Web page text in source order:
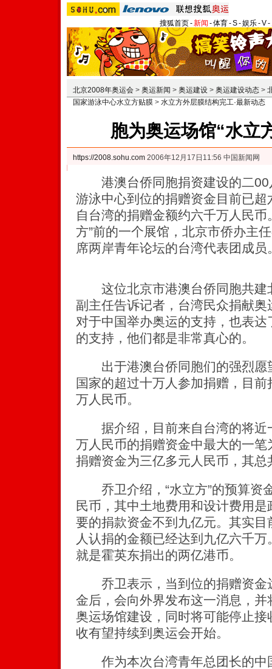
搜狐首页-新闻 -体育-S-娱乐-V-
北京2008年奥运会 > 奥运新闻 > 奥运建设 > 奥运建设动态 >
国家游泳中心水立方贴膜 > 水立方外层膜结构完工·最新动态
胞为奥运场馆“水立
https://2008.sohu.com 2006年12月17日11:56 中国新闻网
港澳台侨同胞捐资建设的二
游泳中心到位的捐赠资金目前已
自台湾的捐赠金额约六千万人民
方”前的一个展馆，北京市侨办主
席两岸青年论坛的台湾代表团成员
这位北京市港澳台侨同胞共建
副主任告诉记者，台湾民众捐献
对于中国举办奥运的支持，也表
的支持，他们都是非常真心的。
出于港澳台侨同胞们的强烈愿
国家的超过十万人参加捐赠，目
万人民币。
据介绍，目前来自台湾的将近
万人民币的捐赠资金中最大的一
捐赠资金为三亿多元人民币，其
乔卫介绍，“水立方”的预算资
民币，其中土地费用和设计费用
要的捐款资金不到九亿元。其实
人认捐的金额已经达到九亿六千
就是霍英东捐出的两亿港币。
乔卫表示，当到位的捐赠资金
金后，会向外界发布这一消息，
奥运场馆建设，同时将可能停止
收有望持续到奥运会开始。
作为本次台湾青年总团长的中